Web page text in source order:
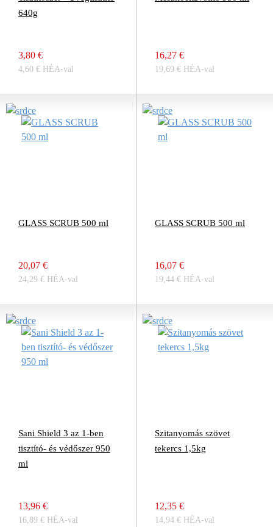
640g
3,80 €
4,60 € HÉA-val
16,27 €
19,69 € HÉA-val
GLASS SCRUB 500 ml
20,07 €
24,29 € HÉA-val
GLASS SCRUB 500 ml
16,07 €
19,44 € HÉA-val
Sani Shield 3 az 1-ben
tisztító- és védőszer 950
ml
13,96 €
16,89 € HÉA-val
Szitanyomás szövet
tekercs 1,5kg
12,35 €
14,94 € HÉA-val